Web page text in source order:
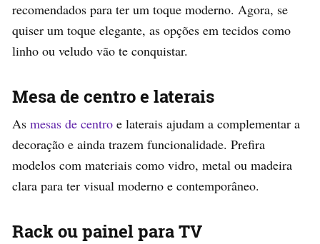
recomendados para ter um toque moderno. Agora, se
quiser um toque elegante, as opções em tecidos como
linho ou veludo vão te conquistar.
Mesa de centro e laterais
As mesas de centro e laterais ajudam a complementar a
decoração e ainda trazem funcionalidade. Prefira
modelos com materiais como vidro, metal ou madeira
clara para ter visual moderno e contemporâneo.
Rack ou painel para TV